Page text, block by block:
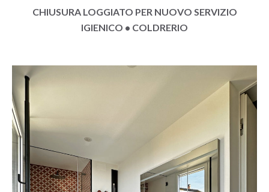
CHIUSURA LOGGIATO PER NUOVO SERVIZIO
IGIENICO • COLDRERIO